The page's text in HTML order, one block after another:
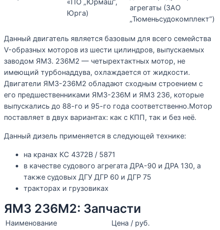
«ПО „Юрмаш“,
Юрга)
агрегаты (ЗАО
„Тюменьсудокомплект“)
Данный двигатель является базовым для всего семейства
V-образных моторов из шести цилиндров, выпускаемых
заводом ЯМЗ. 236М2 — четырехтактных мотор, не
имеющий турбонаддува, охлаждается от жидкости.
Двигатели ЯМЗ-236М2 обладают сходным строением с
его предшественниками ЯМЗ-236М и ЯМЗ 236, которые
выпускались до 88-го и 95-го года соответственно.Мотор
поставляет в двух вариантах: как с КПП, так и без неё.
Данный дизель применяется в следующей технике:
на кранах КС 4372В / 5871
в качестве судового агрегата ДРА-90 и ДРА 130, а
также судовых ДГУ ДГР 60 и ДГР 75
тракторах и грузовиках
ЯМЗ 236М2: Запчасти
Наименование
Цена / руб.